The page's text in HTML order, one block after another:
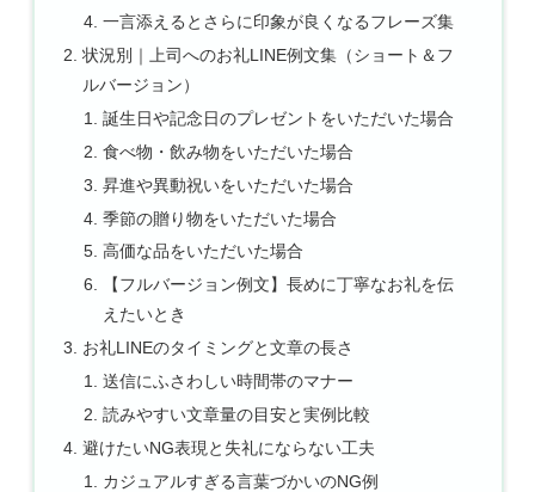
一言添えるとさらに印象が良くなるフレーズ集
状況別｜上司へのお礼LINE例文集（ショート＆フ
ルバージョン）
誕生日や記念日のプレゼントをいただいた場合
食べ物・飲み物をいただいた場合
昇進や異動祝いをいただいた場合
季節の贈り物をいただいた場合
高価な品をいただいた場合
【フルバージョン例文】長めに丁寧なお礼を伝
えたいとき
お礼LINEのタイミングと文章の長さ
送信にふさわしい時間帯のマナー
読みやすい文章量の目安と実例比較
避けたいNG表現と失礼にならない工夫
カジュアルすぎる言葉づかいのNG例